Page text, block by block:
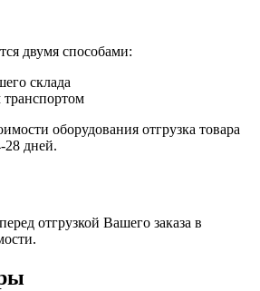
двумя способами:
склада
оборудования отгрузка товара
28 дней.
отгрузкой Вашего заказа в